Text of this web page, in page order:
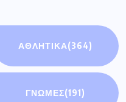
ΑΘΛΗΤΙΚΑ(364)
ΓΝΩΜΕΣ(191)